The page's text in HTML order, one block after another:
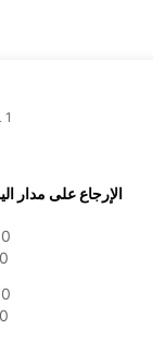
1
الإرجاع على مدار